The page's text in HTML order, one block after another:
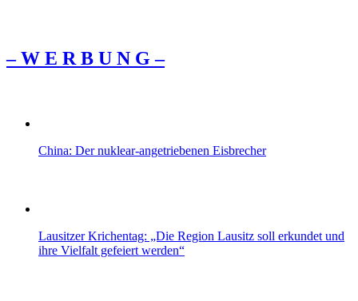
– W Ε R Β U Ν G –
China: Der nuklear-angetriebenen Eisbrecher
Lausitzer Krichentag: „Die Region Lausitz soll erkundet und
ihre Vielfalt gefeiert werden“